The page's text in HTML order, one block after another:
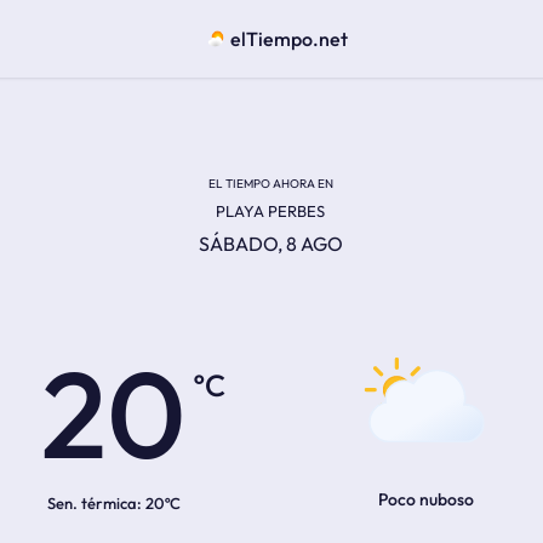
elTiempo.net
EL TIEMPO AHORA EN
PLAYA PERBES
SÁBADO, 8 AGO
20
Sen. térmica: 20ºC Poco nuboso